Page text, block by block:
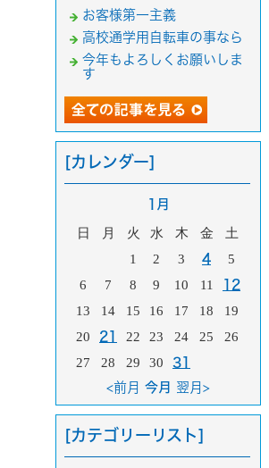
お客様第一主義
高校通学用自転車の事なら
今年もよろしくお願いしま
す
[カレンダー]
1月
日 月 火 水 木 金
土
1
2 3 4
5
6
7 8 9 10 11 12
13 14 15 16 17 18
19
20
21 22 23 24 25
26
27
28 29 30
31
<前月 今月 翌月>
[カテゴリーリスト]